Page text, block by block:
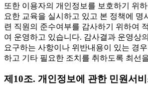
또한 이용자의 개인정보를 보호하기 위
요한 교육을 실시하고 있고 본 정책에 명
련 직원의 준수여부를 감사하기 위하여
여 운영하고 있습니다. 감사결과 운영상
요구하는 사항이나 위반내용이 있는 경
하고 기타 필요한 조치를 취하도록 최선
제10조. 개인정보에 관한 민원서